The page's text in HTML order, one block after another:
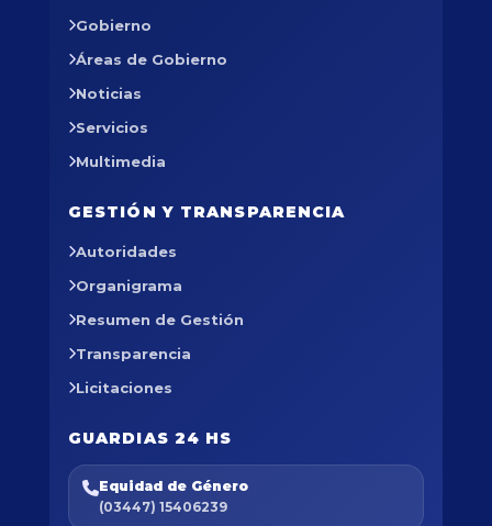
Gobierno
Áreas de Gobierno
Noticias
Servicios
Multimedia
GESTIÓN Y TRANSPARENCIA
Autoridades
Organigrama
Resumen de Gestión
Transparencia
Licitaciones
GUARDIAS 24 HS
Equidad de Género
(03447) 15406239